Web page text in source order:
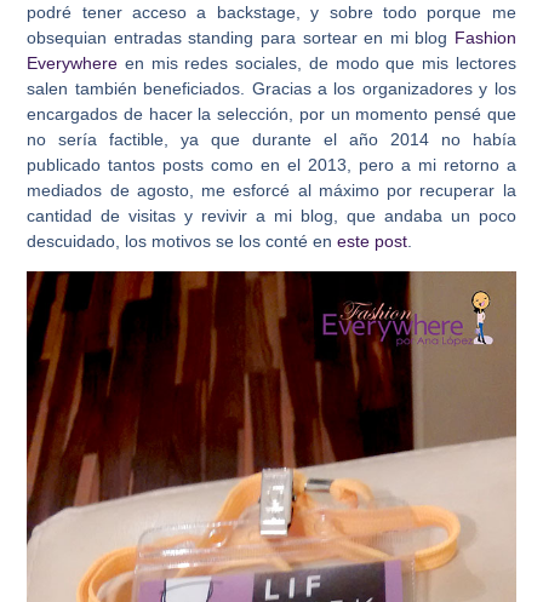
podré tener acceso a backstage, y sobre todo porque me
obsequian entradas standing para sortear en mi blog Fashion
Everywhere en mis redes sociales, de modo que mis lectores
salen también beneficiados. Gracias a los organizadores y los
encargados de hacer la selección, por un momento pensé que
no sería factible, ya que durante el año 2014 no había
publicado tantos posts como en el 2013, pero a mi retorno a
mediados de agosto, me esforcé al máximo por recuperar la
cantidad de visitas y revivir a mi blog, que andaba un poco
descuidado, los motivos se los conté eneste post